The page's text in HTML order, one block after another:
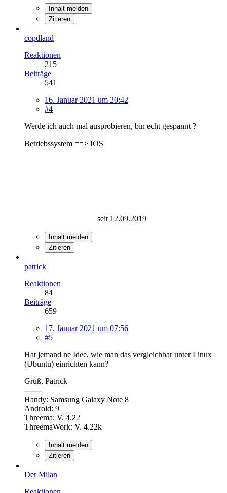
Inhalt melden
Zitieren
copdland
Reaktionen
215
Beiträge
541
16. Januar 2021 um 20:42
#4
Werde ich auch mal ausprobieren, bin echt gespannt ?
Betriebssystem ==> IOS
seit 12.09.2019
Inhalt melden
Zitieren
patrick
Reaktionen
84
Beiträge
659
17. Januar 2021 um 07:56
#5
Hat jemand ne Idee, wie man das vergleichbar unter Linux
(Ubuntu) einrichten kann?
Gruß, Patrick
-------
Handy: Samsung Galaxy Note 8
Android: 9
Threema: V. 4.22
ThreemaWork: V. 4.22k
Inhalt melden
Zitieren
Der Milan